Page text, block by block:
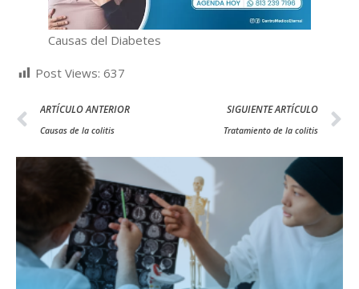
Causas del Diabetes
Post Views: 637
ARTÍCULO ANTERIOR
Causas de la colitis
SIGUIENTE ARTÍCULO
Tratamiento de la colitis